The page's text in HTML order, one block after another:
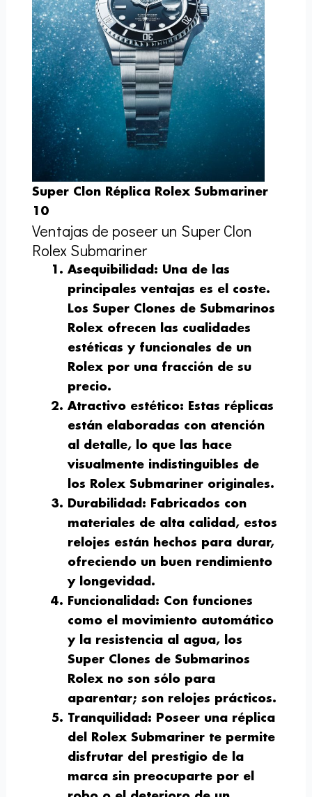
Super Clon Réplica Rolex Submariner
10
Ventajas de poseer un Super Clon
Rolex Submariner
Asequibilidad : Una de las
principales ventajas es el coste.
Los Super Clones de Submarinos
Rolex ofrecen las cualidades
estéticas y funcionales de un
Rolex por una fracción de su
precio.
Atractivo estético: Estas réplicas
están elaboradas con atención
al detalle, lo que las hace
visualmente indistinguibles de
los Rolex Submariner originales.
Durabilidad : Fabricados con
materiales de alta calidad, estos
relojes están hechos para durar,
ofreciendo un buen rendimiento
y longevidad.
Funcionalidad : Con funciones
como el movimiento automático
y la resistencia al agua, los
Super Clones de Submarinos
Rolex no son sólo para
aparentar; son relojes prácticos.
Tranquilidad : Poseer una réplica
del Rolex Submariner te permite
disfrutar del prestigio de la
marca sin preocuparte por el